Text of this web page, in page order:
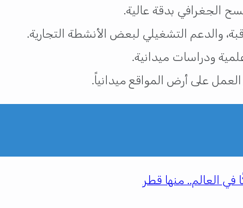
الجغرافي بدقة عالية.
والدعم التشغيلي لبعض الأنشطة التجارية.
ودراسات ميدانية.
على أرض المواقع ميدانياً.
العالم.. منها قطر